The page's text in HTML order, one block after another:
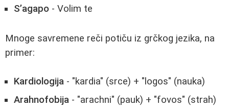
S’agapo - Volim te
Mnoge savremene reči potiču iz grčkog jezika, na
primer:
Kardiologija - "kardia" (srce) + "logos" (nauka)
Arahnofobija - "arachni" (pauk) + "fovos" (strah)